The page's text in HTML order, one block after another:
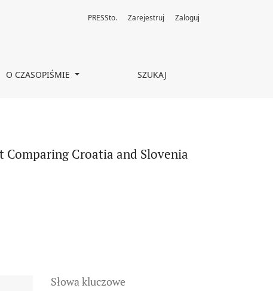
O CZASOPIŚMIE SZUKAJ
PRESSto. Zarejestruj Zaloguj
Croatia and Slovenia
Słowa kluczowe